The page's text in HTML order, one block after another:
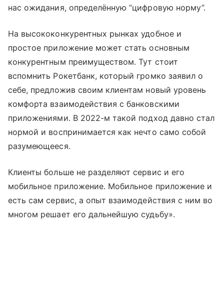
нас ожидания, определённую “цифровую норму”.
На высококонкурентных рынках удобное и
простое приложение может стать основным
конкурентным преимуществом. Тут стоит
вспомнить Рокетбанк, который громко заявил о
себе, предложив своим клиентам новый уровень
комфорта взаимодействия с банковскими
приложениями. В 2022-м такой подход давно стал
нормой и воспринимается как нечто само собой
разумеющееся.
Клиенты больше не разделяют сервис и его
мобильное приложение. Мобильное приложение и
есть сам сервис, а опыт взаимодействия с ним во
многом решает его дальнейшую судьбу».